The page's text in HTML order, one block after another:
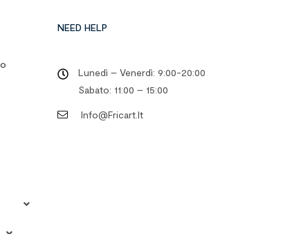
NEED HELP
Lunedì – Venerdì: 9:00-20:00
Sabato: 11:00 – 15:00
Info@fricart.it